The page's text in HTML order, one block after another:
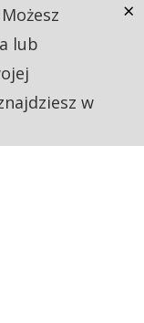
lub
w
×